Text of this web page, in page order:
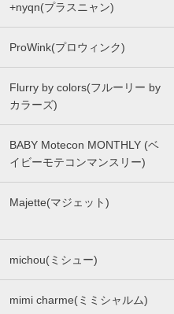
+nyqn(プラスニャン)
ProWink(プロウィンク)
Flurry by colors(フルーリー by
カラーズ)
BABY Motecon MONTHLY (ベ
イビーモテコンマンスリー)
Majette(マジェット)
michou(ミシュー)
mimi charme(ミミシャルム)